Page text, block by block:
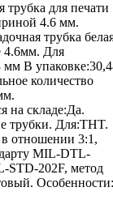
трубка для печати
4.6 мм.
трубка
4.6мм. Для
мм В
количество
на складе:Да.
трубки. Для:THT.
отношении 3:1,
MIL-DTL-
STD-202F, метод
Особенности: